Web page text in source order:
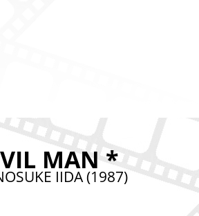
MAN *
IIDA (1987)